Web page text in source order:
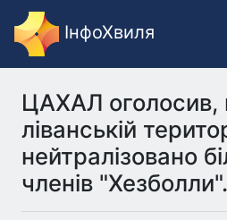
ІнфоХвиля
ЦАХАЛ оголосив,
ліванській
нейтралізовано
членів